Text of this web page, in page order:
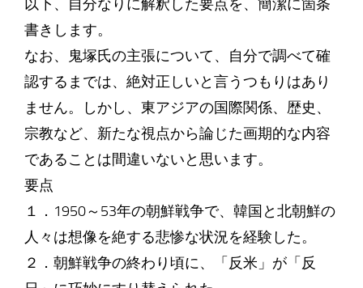
以下、自分なりに解釈した要点を、簡潔に箇条
書きします。
なお、鬼塚氏の主張について、自分で調べて確
認するまでは、絶対正しいと言うつもりはあり
ません。しかし、東アジアの国際関係、歴史、
宗教など、新たな視点から論じた画期的な内容
であることは間違いないと思います。
要点
１．1950～53年の朝鮮戦争で、韓国と北朝鮮の
人々は想像を絶する悲惨な状況を経験した。
２．朝鮮戦争の終わり頃に、「反米」が「反